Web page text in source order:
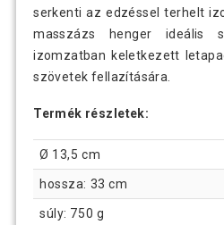
serkenti az edzéssel terhelt
masszázs henger ideális
izomzatban keletkezett
szövetek fellazítására.
Termék részletek:
Ø 13,5 cm
hossza: 33 cm
súly: 750 g